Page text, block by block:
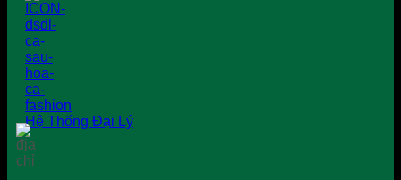
Hệ Thống Đại Lý